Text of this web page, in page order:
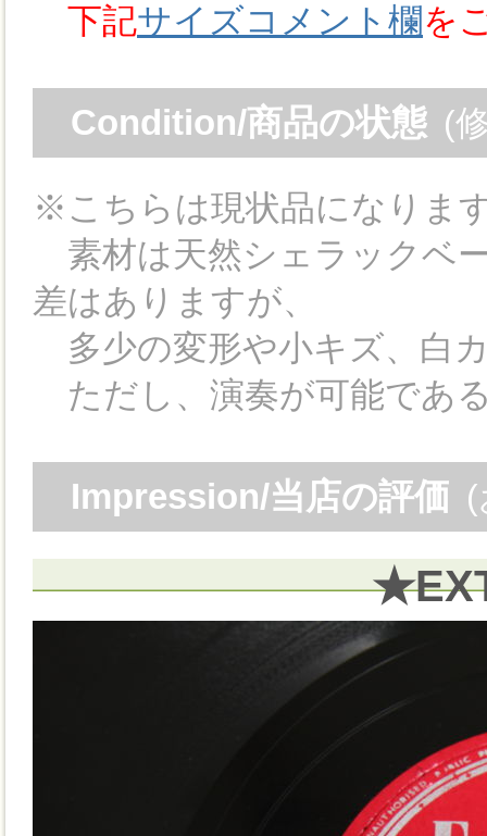
下記サイズコメント欄を
Condition/商品の状態 (
※こちらは現状品になりま
素材は天然シェラックベ
差はありますが、
多少の変形や小キズ、白
ただし、演奏が可能であ
Impression/当店の評価